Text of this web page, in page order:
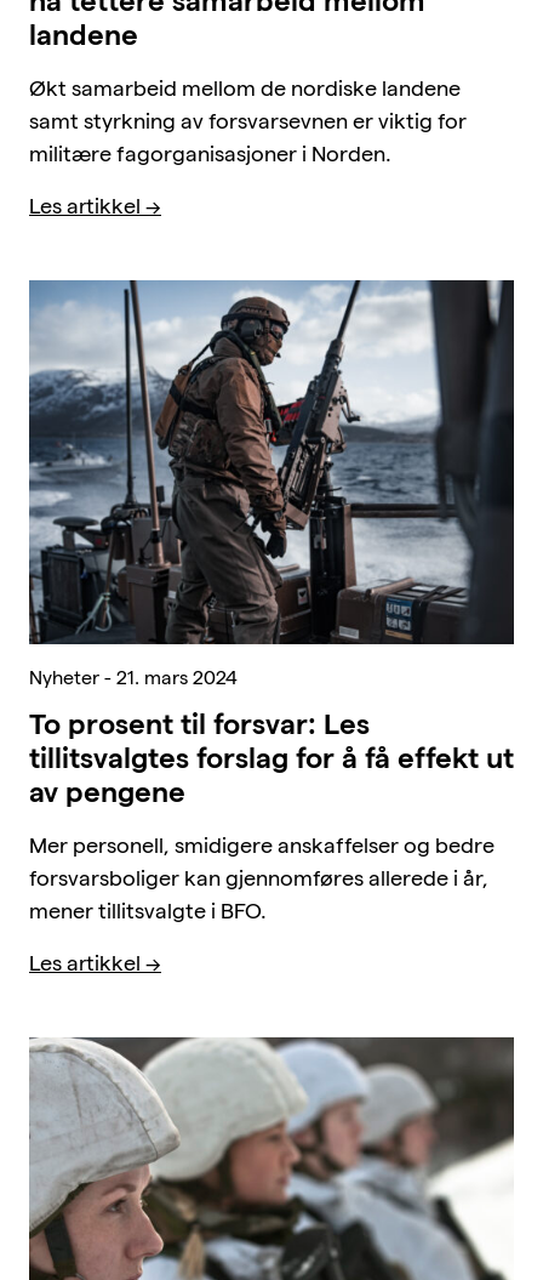
landene
Økt samarbeid mellom de nordiske landene
samt styrkning av forsvarsevnen er viktig for
militære fagorganisasjoner i Norden.
Les artikkel
Nyheter - 21. mars 2024
To prosent til forsvar: Les
tillitsvalgtes forslag for å få effekt ut
av pengene
Mer personell, smidigere anskaffelser og bedre
forsvarsboliger kan gjennomføres allerede i år,
mener tillitsvalgte i BFO.
Les artikkel